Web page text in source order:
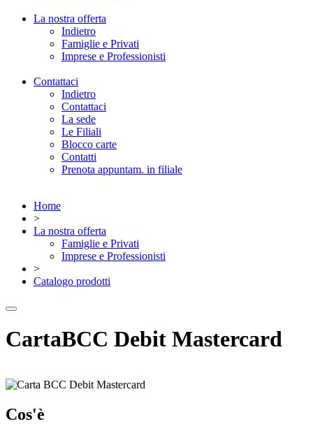
La nostra offerta
Indietro
Famiglie e Privati
Imprese e Professionisti
Contattaci
Indietro
Contattaci
La sede
Le Filiali
Blocco carte
Contatti
Prenota appuntam. in filiale
Home
>
La nostra offerta
Famiglie e Privati
Imprese e Professionisti
>
Catalogo prodotti
CartaBCC Debit Mastercard
Cos'è